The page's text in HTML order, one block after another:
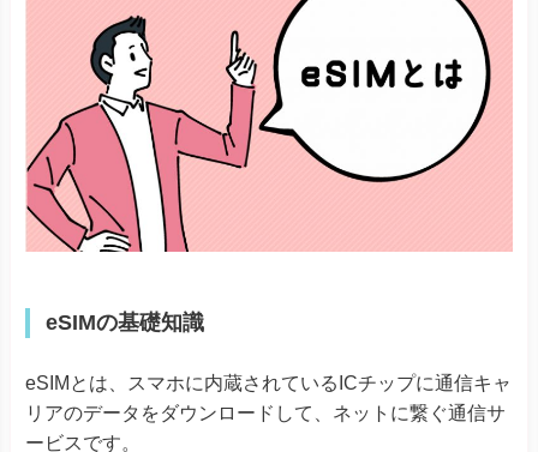
eSIMの基礎知識
eSIMとは、スマホに内蔵されているICチップに通信キャ
リアのデータをダウンロードして、ネットに繋ぐ通信サ
ービスです。